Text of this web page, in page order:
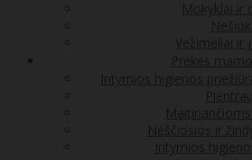
Mokyklai ir
Vežimėliai
Prekės
Intymios higienos
Nėščiosios ir
Intymios